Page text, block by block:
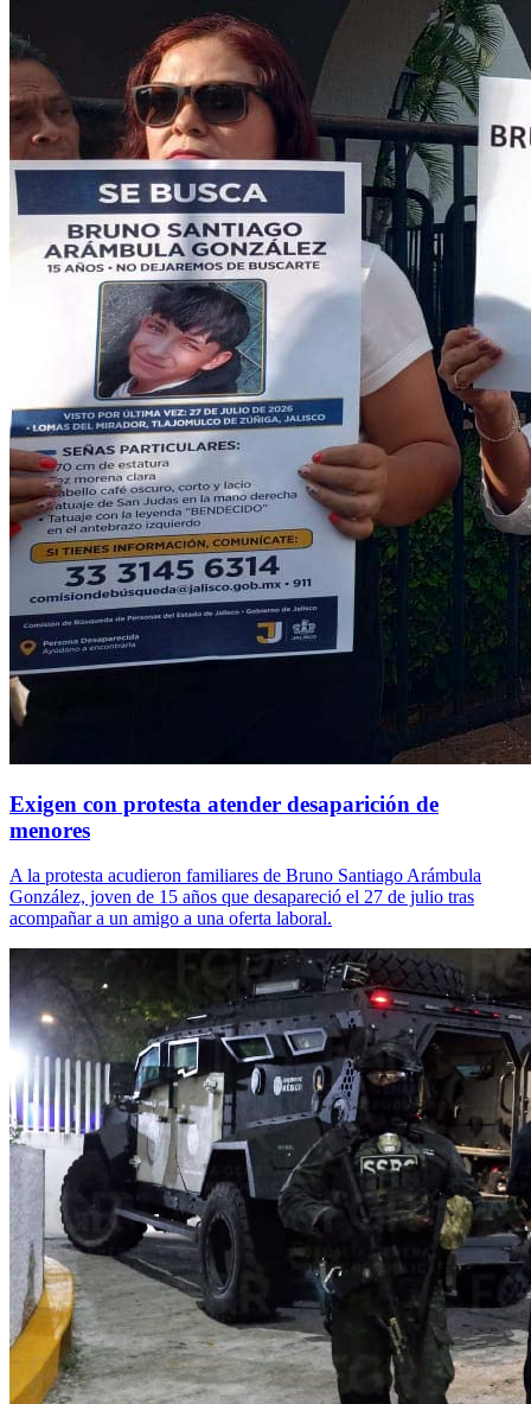
Exigen con protesta atender desaparición de
menores
A la protesta acudieron familiares de Bruno Santiago Arámbula
González, joven de 15 años que desapareció el 27 de julio tras
acompañar a un amigo a una oferta laboral.